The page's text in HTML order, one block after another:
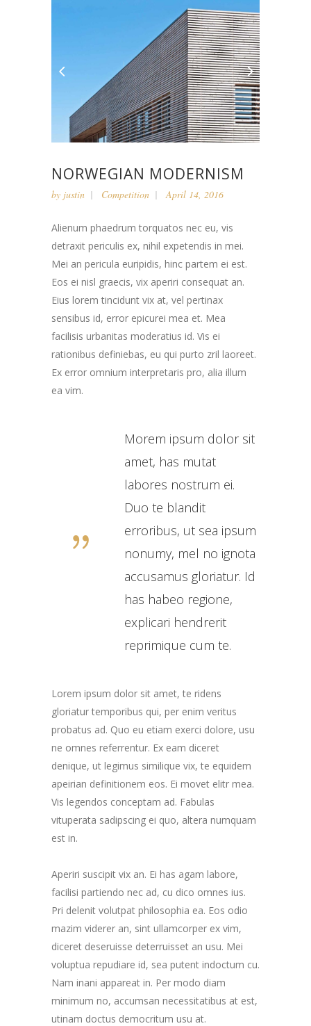
NORWEGIAN MODERNISM
by justin Competition April 14, 2016
Alienum phaedrum torquatos nec eu, vis
detraxit periculis ex, nihil expetendis in mei.
Mei an pericula euripidis, hinc partem ei est.
Eos ei nisl graecis, vix aperiri consequat an.
Eius lorem tincidunt vix at, vel pertinax
sensibus id, error epicurei mea et. Mea
facilisis urbanitas moderatius id. Vis ei
rationibus definiebas, eu qui purto zril laoreet.
Ex error omnium interpretaris pro, alia illum
ea vim.
Morem ipsum dolor sit
amet, has mutat
labores nostrum ei.
Duo te blandit
erroribus, ut sea ipsum
nonumy, mel no ignota
accusamus gloriatur. Id
has habeo regione,
explicari hendrerit
reprimique cum te.
Lorem ipsum dolor sit amet, te ridens
gloriatur temporibus qui, per enim veritus
probatus ad. Quo eu etiam exerci dolore, usu
ne omnes referrentur. Ex eam diceret
denique, ut legimus similique vix, te equidem
apeirian definitionem eos. Ei movet elitr mea.
Vis legendos conceptam ad. Fabulas
vituperata sadipscing ei quo, altera numquam
est in.
Aperiri suscipit vix an. Ei has agam labore,
facilisi partiendo nec ad, cu dico omnes ius.
Pri delenit volutpat philosophia ea. Eos odio
mazim viderer an, sint ullamcorper ex vim,
diceret deseruisse deterruisset an usu. Mei
voluptua repudiare id, sea putent indoctum cu.
Nam inani appareat in. Per modo diam
minimum no, accumsan necessitatibus at est,
utinam doctus democritum usu at.